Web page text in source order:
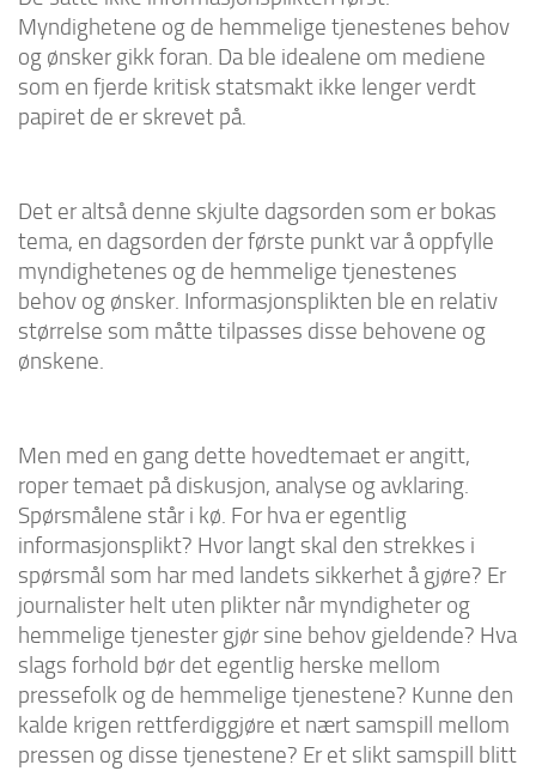
Myndighetene og de hemmelige tjenestenes behov
og ønsker gikk foran. Da ble idealene om mediene
som en fjerde kritisk statsmakt ikke lenger verdt
papiret de er skrevet på.
Det er altså denne skjulte dagsorden som er bokas
tema, en dagsorden der første punkt var å oppfylle
myndighetenes og de hemmelige tjenestenes
behov og ønsker. Informasjonsplikten ble en relativ
størrelse som måtte tilpasses disse behovene og
ønskene.
Men med en gang dette hovedtemaet er angitt,
roper temaet på diskusjon, analyse og avklaring.
Spørsmålene står i kø. For hva er egentlig
informasjonsplikt? Hvor langt skal den strekkes i
spørsmål som har med landets sikkerhet å gjøre? Er
journalister helt uten plikter når myndigheter og
hemmelige tjenester gjør sine behov gjeldende? Hva
slags forhold bør det egentlig herske mellom
pressefolk og de hemmelige tjenestene? Kunne den
kalde krigen rettferdiggjøre et nært samspill mellom
pressen og disse tjenestene? Er et slikt samspill blitt